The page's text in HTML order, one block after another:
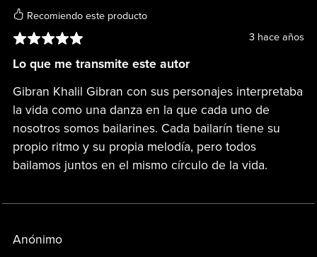
Recomiendo este producto
3 hace años
Lo que me transmite este autor
Gibran Khalil Gibran con sus personajes interpretaba
la vida como una danza en la que cada uno de
nosotros somos bailarines. Cada bailarín tiene su
propio ritmo y su propia melodía, pero todos
bailamos juntos en el mismo círculo de la vida.
Anónimo